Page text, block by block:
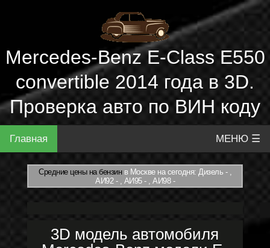
Mercedes-Benz E-Class E550
convertible 2014 года в 3D.
Проверка авто по ВИН коду
Главная МЕНЮ ☰
Средние цены на бензинв Москве на сегодня: Дизель - ,
АИ92 - , АИ95 - , АИ98 -
3D модель автомобиля